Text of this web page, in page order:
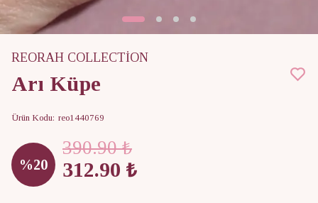
REORAH COLLECTİON
Arı Küpe
Ürün Kodu: reo1440769
%20
390.90 ₺
312.90 ₺